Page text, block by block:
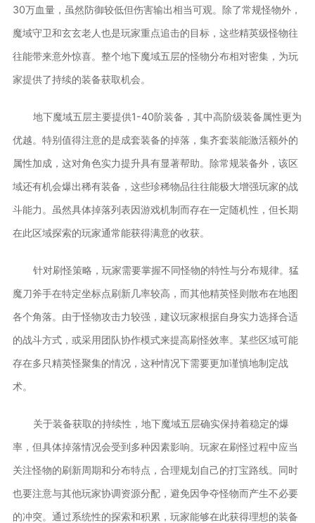
30万血量，虽然防御较低但伤害输出相当可观。除了常规怪物外，
魔域守卫和玄玄老人也是玩家重点追击的目标，这些精英级怪物往
往能带来意外惊喜。整个地下魔域五层的怪物分布相对密集，为玩
家提供了持续的装备获取机会。
地下魔域五层主要提供1-40阶装备，其中高阶级装备属性更为
优越。特别值得注意的是成套装备的掉落，集齐套装能激活额外的
属性加成，这对角色实力提升具有显著帮助。除常规装备外，该区
域还有机会爆出稀有装备，这些珍稀物品往往能极大增强玩家的战
斗能力。虽然具体掉落列表因游戏机制而存在一定随机性，但长期
在此区域探索的玩家通常能获得满意的收获。
针对刷怪策略，玩家需要掌握不同怪物的特性与分布规律。猛
魔刀斧手在特定坐标点刷新几率较高，而其他精英怪则散布在地图
各个角落。由于怪物攻击力较强，建议玩家根据自身实力选择合适
的战斗方式，或采用团队协作模式来提高刷怪效率。某些区域可能
存在多只精英怪聚集的情况，这种情况下需要更加谨慎地制定战
术。
关于装备获取的持续性，地下魔域五层确实保持着稳定的爆
率，但具体掉落情况会受到多种因素影响。玩家在刷怪过程中应当
关注怪物的刷新周期和分布特点，合理规划自己的打宝路线。同时
也要注意与其他玩家协调资源分配，避免因争夺怪物而产生不必要
的冲突。通过系统性的探索和积累，玩家能够在此获得理想的装备